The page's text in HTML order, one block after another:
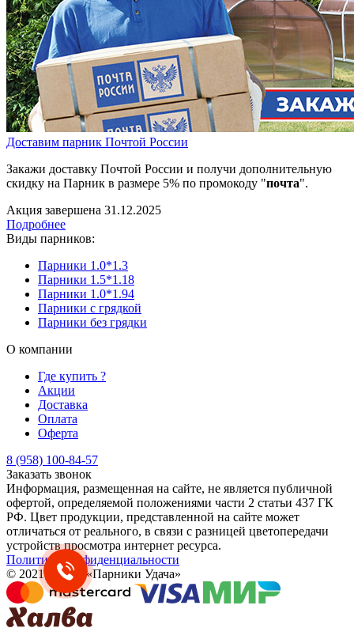
Доставим парник Почтой России
Закажи доставку Почтой России и получи дополнительную
скидку на Парник в размере 5% по промокоду "почта".
Акция завершена 31.12.2025
Подробнее
Виды парников:
Парники 1.0*1.3
Парники 1.5*1.18
Парники 1.0*1.94
Парники с грядкой
Парники без грядки
О компании
Где купить ?
Акции
Доставка
Оплата
Оферта
8 (958) 100-84-57
Заказать звонок
Информация, размещенная на сайте, не является публичной
офертой, определяемой положениями части 2 статьи 437 ГК
РФ. Цвет продукции, представленной на сайте может
отличаться от реального, в связи с разницей цветопередачи
устройств просмотра интернет ресурса.
Политика конфиденциальности
© 2021 - 2025. «Парники Удача»